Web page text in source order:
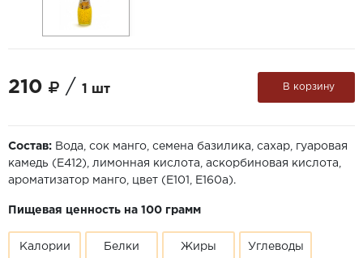
210 / 1 шт В корзину
Состав: Вода, сок манго, семена базилика, сахар, гуаровая
камедь (Е412), лимонная кислота, аскорбиновая кислота,
ароматизатор манго, цвет (Е101, Е160а).
Пищевая ценность на 100 грамм
Калории
Белки
Жиры
Углеводы